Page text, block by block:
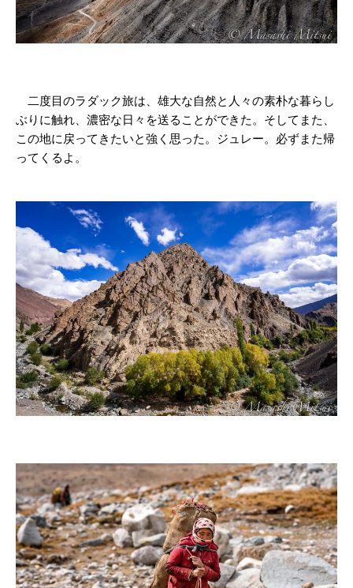
二度目のラダック旅は、雄大な自然と人々の素朴な暮らし
ぶりに触れ、濃密な日々を送ることができた。そしてまた、
この地に戻ってきたいと強く思った。ジュレー。必ずまた帰
ってくるよ。